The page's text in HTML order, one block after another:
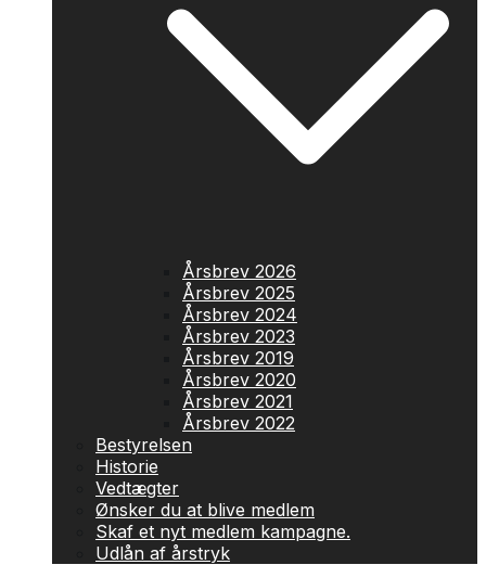
Årsbrev 2026
Årsbrev 2025
Årsbrev 2024
Årsbrev 2023
Årsbrev 2019
Årsbrev 2020
Årsbrev 2021
Årsbrev 2022
Bestyrelsen
Historie
Vedtægter
Ønsker du at blive medlem
Skaf et nyt medlem kampagne.
Udlån af årstryk